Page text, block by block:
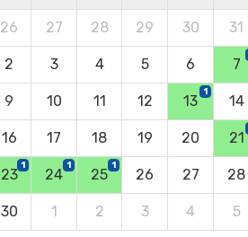
26 27 28 29 30 31
2 3 4 5 6 7
9 10 11 12 13
1
14
16 17 18 19 20 21
23
1
24
1
25
1
26 27 28
30 1 2 3 4 5